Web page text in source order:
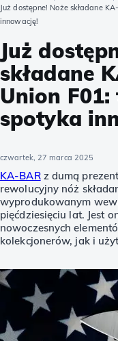
Już dostępne! Noże składane
innowację!
Już
składane
Union
spotyka
czwartek, 27 marca 2025
KA-BARz dumą
rewolucyjny nóż
wyprodukowanym
pięćdziesięciu lat. Jest
nowoczesnych
kolekcjonerów, jak i